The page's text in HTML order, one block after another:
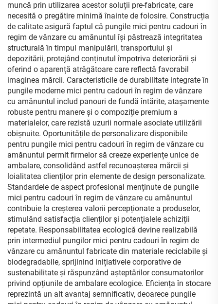
muncă prin utilizarea acestor soluții pre-fabricate, care
necesită o pregătire minimă înainte de folosire. Construcția
de calitate asigură faptul că pungile mici pentru cadouri în
regim de vânzare cu amănuntul își păstrează integritatea
structurală în timpul manipulării, transportului și
depozitării, protejând conținutul împotriva deteriorării și
oferind o aparență atrăgătoare care reflectă favorabil
imaginea mărcii. Caracteristicile de durabilitate integrate în
pungile moderne mici pentru cadouri în regim de vânzare
cu amănuntul includ panouri de fundă întărite, atașamente
robuste pentru manere și o compoziție premium a
materialelor, care rezistă uzurii normale asociate utilizării
obișnuite. Oportunitățile de personalizare disponibile
pentru pungile mici pentru cadouri în regim de vânzare cu
amănuntul permit firmelor să creeze experiențe unice de
ambalare, consolidând astfel recunoașterea mărcii și
loialitatea clienților prin elemente de design personalizate.
Standardele de aspect profesional menținute de pungile
mici pentru cadouri în regim de vânzare cu amănuntul
contribuie la creșterea valorii percepționate a produselor,
stimulând satisfacția clienților și potențialele achiziții
repetate. Responsabilitatea ecologică devine realizabilă
prin intermediul pungilor mici pentru cadouri în regim de
vânzare cu amănuntul fabricate din materiale reciclabile și
biodegradabile, sprijinind inițiativele corporative de
sustenabilitate și răspunzând așteptărilor consumatorilor
privind opțiunile de ambalare ecologice. Eficiența în stocare
reprezintă un alt avantaj semnificativ, deoarece pungile